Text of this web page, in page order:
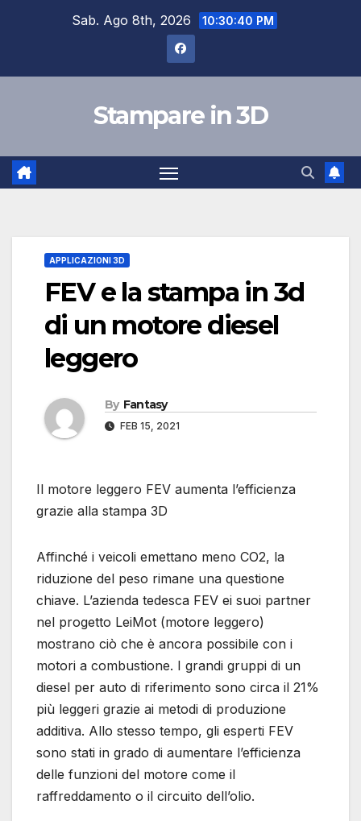
Sab. Ago 8th, 2026 10:30:41 PM
Stampare in 3D
APPLICAZIONI 3D
FEV e la stampa in 3d
di un motore diesel
leggero
By Fantasy
FEB 15, 2021
Il motore leggero FEV aumenta l’efficienza
grazie alla stampa 3D
Affinché i veicoli emettano meno CO2, la
riduzione del peso rimane una questione
chiave. L’azienda tedesca FEV ei suoi partner
nel progetto LeiMot (motore leggero)
mostrano ciò che è ancora possibile con i
motori a combustione. I grandi gruppi di un
diesel per auto di riferimento sono circa il 21%
più leggeri grazie ai metodi di produzione
additiva. Allo stesso tempo, gli esperti FEV
sono stati in grado di aumentare l’efficienza
delle funzioni del motore come il
raffreddamento o il circuito dell’olio.